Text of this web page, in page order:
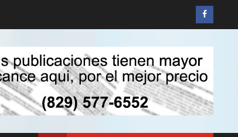
Siganos
en